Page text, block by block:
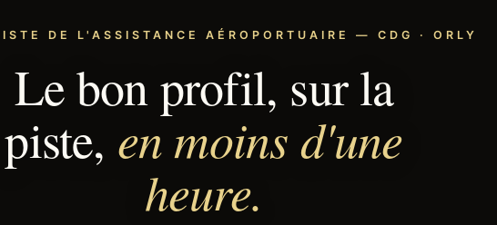
DE L'ASSISTANCE AÉROPORTUAIRE — CDG · ORLY
Le bon profil, sur la
piste, en moins d'une
heure.